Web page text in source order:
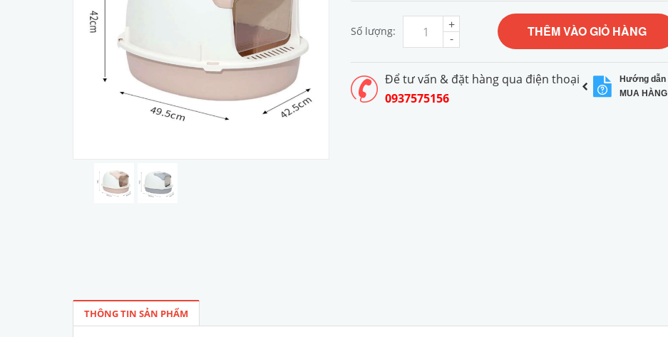
Số lượng: -
+ THÊM VÀO GIỎ HÀNG
Để tư vấn & đặt hàng qua điện thoại
0937575156
Hướng dẫn
MUA HÀNG
THÔNG TIN SẢN PHẨM